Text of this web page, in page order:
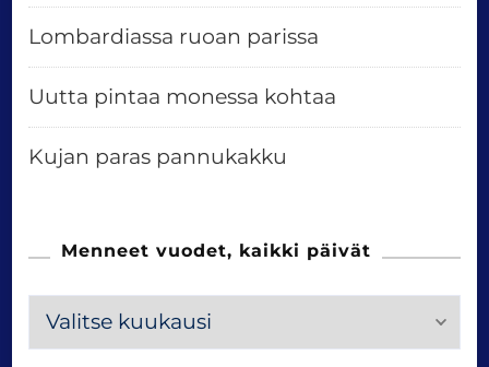
Lombardiassa ruoan parissa
Uutta pintaa monessa kohtaa
Kujan paras pannukakku
Menneet vuodet, kaikki päivät
M
e